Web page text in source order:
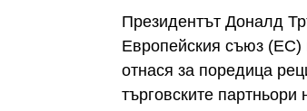
Президентът Доналд
Европейския съюз (ЕС)
отнася за поредица
търговските